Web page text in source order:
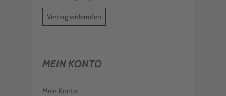
Vertrag widerrufen
MEIN KONTO
Mein Konto